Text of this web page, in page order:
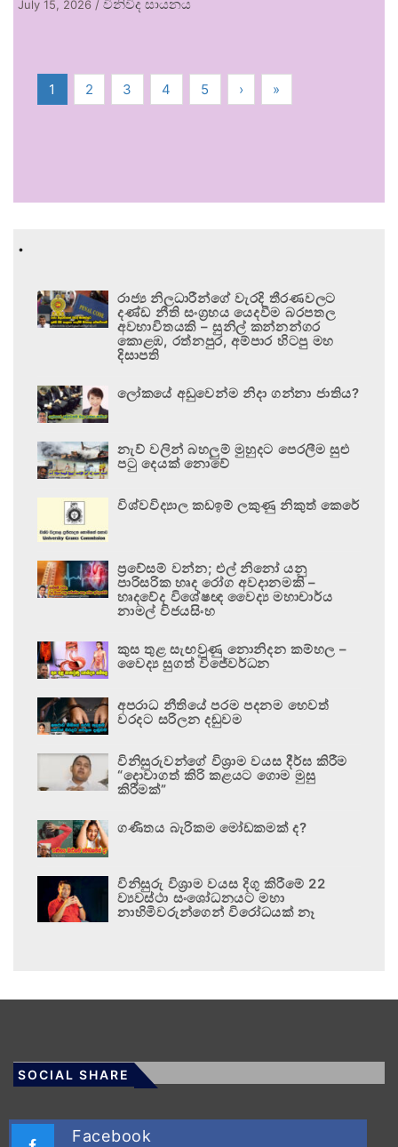
July 15, 2026 / විනිවිද සායනය
1 2 3 4 5 › »
.
රාජ්‍ය නිලධාරීන්ගේ වැරදි තීරණවලට
දණ්ඩ නීති සංග්‍රහය යෙදවීම බරපතල
අවභාවිතයකි – සුනිල් කන්නන්ගර
කොළඹ, රත්නපුර, අම්පාර හිටපු මහ
දිසාපති
ලෝකයේ අඩුවෙන්ම නිදා ගන්නා ජාතිය?
නැව් වලින් බහලුම් මුහුදට පෙරලීම සුළු
පටු දෙයක් නොවේ
විශ්වවිද්‍යාල කඩඉම් ලකුණු නිකුත් කෙරේ
ප්‍රවේසම් වන්න; එල් නිනෝ යනු
පාරිසරික හෘද රෝග අවදානමකි –
හෘදවේද විශේෂඥ වෛද්‍ය මහාචාර්ය
නාමල් විජයසිංහ
කුස තුළ සැඟවුණු නොනිදන කම්හල –
වෛද්‍ය සුගත් විජේවර්ධන
අපරාධ නීතියේ පරම පදනම හෙවත්
වරදට සරිලන දඬුවම
විනිසුරුවන්ගේ විශ්‍රාම වයස දීර්ඝ කිරීම
“දොවාගත් කිරි කළයට ගොම මුසු
කිරීමක්”
ගණිතය බැරිකම මෝඩකමක් ද?
විනිසුරු විශ්‍රාම වයස දිගු කිරීමේ 22
ව්‍යවස්ථා සංශෝධනයට මහා
නාහිමිවරුන්ගෙන් විරෝධයක් නෑ
SOCIAL SHARE
Facebook